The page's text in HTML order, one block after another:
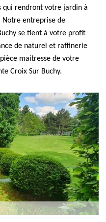
qui rendront votre jardin à
Notre entreprise de
se tient à votre profit
de naturel et raffinerie
maitresse de votre
Croix Sur Buchy.